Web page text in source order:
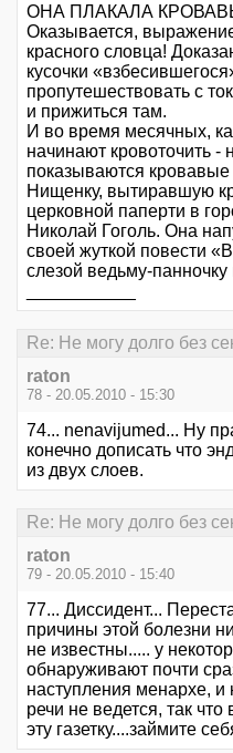
ОНА ПЛАКАЛА
Оказывается,
красного словца!
кусочки
пропутешествовать с
и прижиться там.
И во время месячных,
начинают кровоточить -
показываются кровавые
Нищенку, вытиравшую
церковной паперти в
Николай Гоголь. Она
своей жуткой повести
слезой ведьму-панночку
Re: Не могу долго без
raton
78 - 20.05.2010 - 15:30
74... nenavijumed... Ну
конечно дописать что
из двух слоев.
Re: Не могу долго без
raton
79 - 20.05.2010 - 15:40
77... Диссидент...
причины этой болезни
не известны..... у
обнаруживают почти
наступления менархе, и
речи не ведется, так что
эту газетку....займите